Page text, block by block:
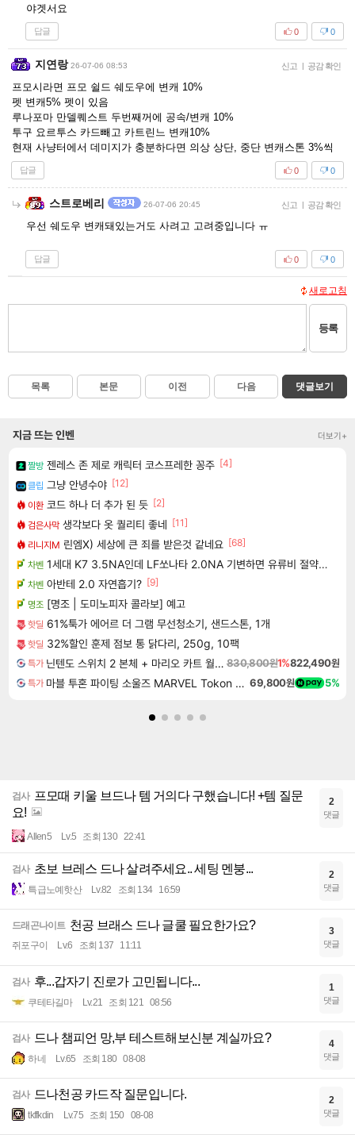
야겟서요
답글 0
0
지연랑 26-07-06 08:53 신고 | 공감 확인
프모시라면 프모 쉴드 쉐도우에 변캐 10%
펫 변캐5% 펫이 있음
루나포마 만델퀘스트 두번째꺼에 공속/변캐 10%
투구 요르투스 카드빼고 카트린느 변캐10%
현재 사냥터에서 데미지가 충분하다면 의상 상단, 중단 변캐스톤 3%씩
답글 0
0
스트로베리 26-07-06 20:45 신고 | 공감 확인
우선 쉐도우 변캐돼있는거도 사려고 고려중입니다 ㅠ
답글 0
0
새로고침
등록
목록 본문 이전 다음 댓글보기
지금 뜨는 인벤 더보기+
짤방 젠레스 존 제로 캐릭터 코스프레한 꽁주 [4]
클립 그냥 안녕수야 [12]
이환 코드 하나 더 추가 된 듯 [2]
검은사막 생각보다 옷 퀄리티 좋네 [11]
리니지M 린엠X) 세상에 큰 죄를 받은것 같네요 [68]
차벤 1세대 K7 3.5NA인데 LF쏘나타 2.0NA 기변하면 유류비 절약이 얼마나 될까요..?
차벤 아반테 2.0 자연흡기? [9]
명조 [명조 | 도미노피자 콜라보] 예고
핫딜 61%툭가 에어르 더 그램 무선청소기, 샌드스톤, 1개
핫딜 32%할인 훈제 점보 통 닭다리, 250g, 10팩
특가 닌텐도 스위치 2 본체 + 마리오 카트 월드 + 슈퍼 마리오 파티 잼버리 닌텐도 스위치 2 에디션 + 잼버리 TV 번들 830,800원1%822,490원
특가 마블 투혼 파이팅 소울즈 MARVEL Tokon Fighting Souls 69,800원 5%
검사 프모때 키울 브드나 템 거의다 구했습니다! +템 질문
요!
Allen5 Lv.5 조회 130 22:41
2
댓글
검사 초보 브레스 드나 살려주세요.. 세팅 멘붕...
특급노예핫산 Lv.82 조회 134 16:59
2
댓글
드래곤나이트 천공 브래스 드나 글쿨 필요한가요?
쥐포구이 Lv.6 조회 137 11:11
3
댓글
검사 후...갑자기 진로가 고민됩니다...
쿠테타길마 Lv.21 조회 121 08:56
1
댓글
검사 드나 챔피언 망,부 테스트해보신분 계실까요?
하네 Lv.65 조회 180 08-08
4
댓글
검사 드나천공 카드작 질문입니다.
tkffkdin Lv.75 조회 150 08-08
2
댓글